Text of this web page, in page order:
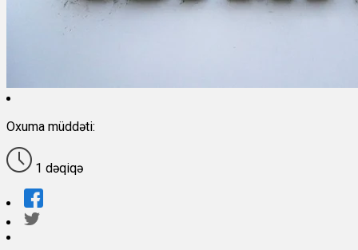
Oxuma müddəti:
1 dəqiqə